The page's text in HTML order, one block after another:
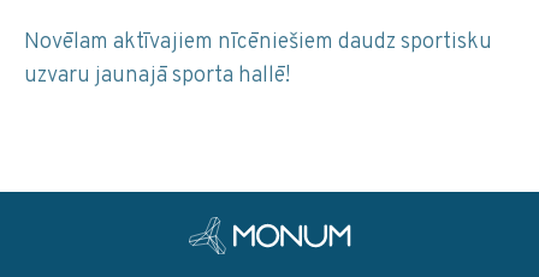
Novēlam aktīvajiem nīcēniešiem daudz sportisku
uzvaru jaunajā sporta hallē!